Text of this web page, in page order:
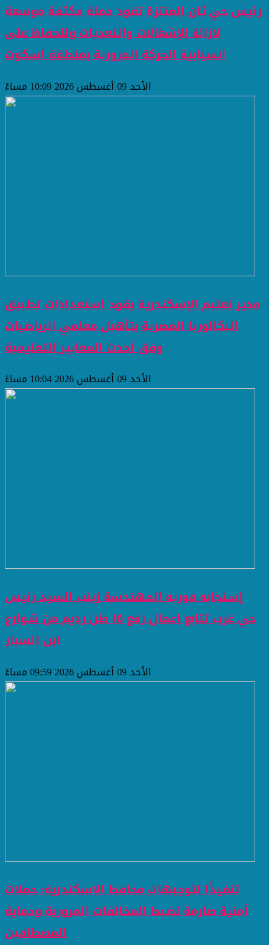
رئيس حي ثان المنتزة تقود حملة مكثفة موسعة
لازالة الإشغالات والتعديات وللحفاظ على
انسيابية الحركة المرورية بمنطقة اسكوت
الأحد 09 أغسطس 2026 10:09 مساءً
مدير تعليم الإسكندرية يقود استعدادات تطبيق
البكالوريا المصرية بتأهيل معلمي الرياضيات
وفق أحدث المعايير التعليمية
الأحد 09 أغسطس 2026 10:04 مساءً
إستجابه فوريه المهندسة زينب السيد رئيس
حي غرب تتابع اعمال رفع ١٥ طن رديم من شوارع
ابن السيار
الأحد 09 أغسطس 2026 09:59 مساءً
تنفيذًا لتوجيهات محافظ الإسكندرية: حملات
أمنية صارمة لضبط المخالفات المرورية وحماية
المصطافين